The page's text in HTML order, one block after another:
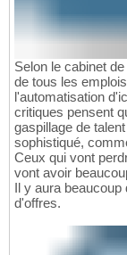
Selon le cabinet
de tous les
l'automatisation
critiques pensent
gaspillage de
sophistiqué,
Ceux qui vont
vont avoir
Il y aura
d'offres.